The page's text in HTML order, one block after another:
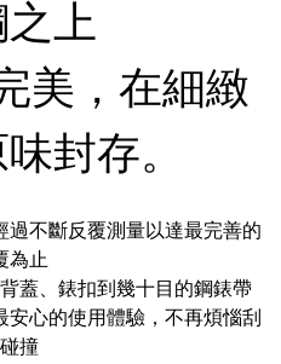
上
美，在細緻
封存。
不斷反覆測量以達最完善的
為止
蓋、錶扣到幾十目的鋼錶帶
心的使用體驗，不再煩惱刮
撞